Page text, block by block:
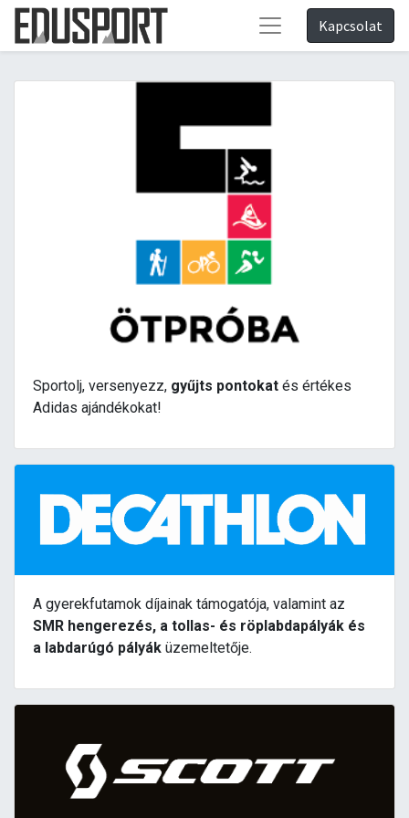
Kapcsolat
Sportolj, versenyezz, gyűjts pontokat és értékes
Adidas ajándékokat!
A gyerekfutamok díjainak támogatója, valamint az
SMR hengerezés, a tollas- és röplabdapályák és
a labdarúgó pályák üzemeltetője.